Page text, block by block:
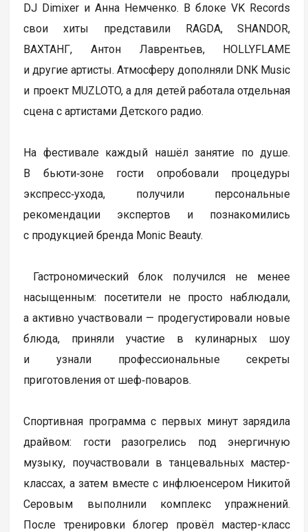
DJ Dimixer и Анна Немченко. В блоке VK Records
свои хиты представили RAGDA, SHANDOR,
ВАХТАНГ, Антон Лаврентьев, HOLLYFLAME
и другие артисты. Атмосферу дополняли DNK Music
и проект MUZLOTO, а для детей работала отдельная
сцена с артистами Детского радио.
На фестивале каждый нашёл занятие по душе.
В бьюти‑зоне гости опробовали процедуры
экспресс‑ухода, получили персональные
рекомендации экспертов и познакомились
с продукцией бренда Monic Beauty.
Гастрономический блок получился не менее
насыщенным: посетители не просто наблюдали,
а активно участвовали — продегустировали новые
блюда, приняли участие в кулинарных шоу
и узнали профессиональные секреты
приготовления от шеф‑поваров.
Спортивная программа с первых минут зарядила
драйвом: гости разогрелись под энергичную
музыку, поучаствовали в танцевальных мастер-
классах, а затем вместе с инфлюенсером Никитой
Серовым выполнили комплекс упражнений.
После тренировки блогер провёл мастер-класс